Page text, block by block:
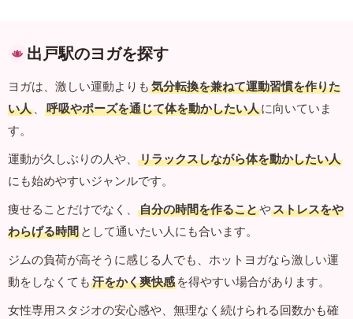
出戸駅のヨガを探す
ヨガは、激しい運動よりも 気分転換を兼ねて運動習慣を作りた
い人 、 呼吸やポーズを通じて体を動かしたい人に向いていま
す。
運動が久しぶりの人や、
リラックスしながら体を動かしたい人
にも始めやすいジャンルです。
痩せることだけでなく、
自分の時間を作ることやストレスをや
わらげる時間 として通いたい人にも合います。
ジムの負荷が高そうに感じる人でも、ホットヨガなら激しい運
動をしなくても 汗をかく爽快感 を得やすい場合があります。
女性専用スタジオの安心感や、無理なく続けられる回数かも確